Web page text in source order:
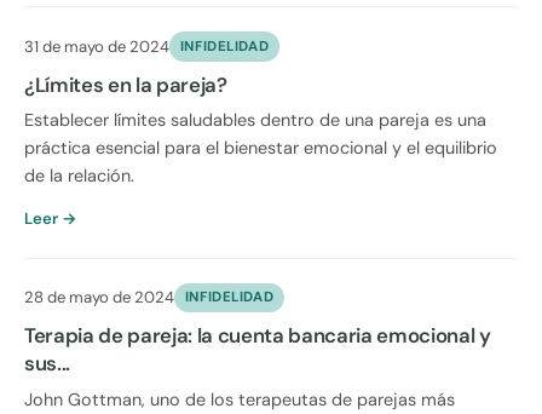
31 de mayo de 2024 INFIDELIDAD
¿Límites en la pareja?
Establecer límites saludables dentro de una pareja es una
práctica esencial para el bienestar emocional y el equilibrio
de la relación.
Leer →
28 de mayo de 2024 INFIDELIDAD
Terapia de pareja: la cuenta bancaria emocional y
sus...
John Gottman, uno de los terapeutas de parejas más